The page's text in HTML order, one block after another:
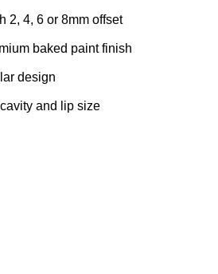
2, 4, 6 or 8mm offset
baked paint finish
design
and lip size